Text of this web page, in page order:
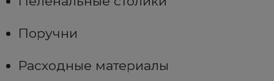
Поручни
Расходные материалы